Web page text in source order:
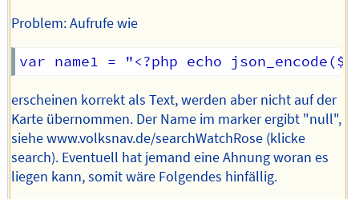
Problem: Aufrufe wie
erscheinen korrekt als Text, werden aber nicht auf der
Karte übernommen. Der Name im marker ergibt "null",
siehe www.volksnav.de/searchWatchRose (klicke
search). Eventuell hat jemand eine Ahnung woran es
liegen kann, somit wäre Folgendes hinfällig.